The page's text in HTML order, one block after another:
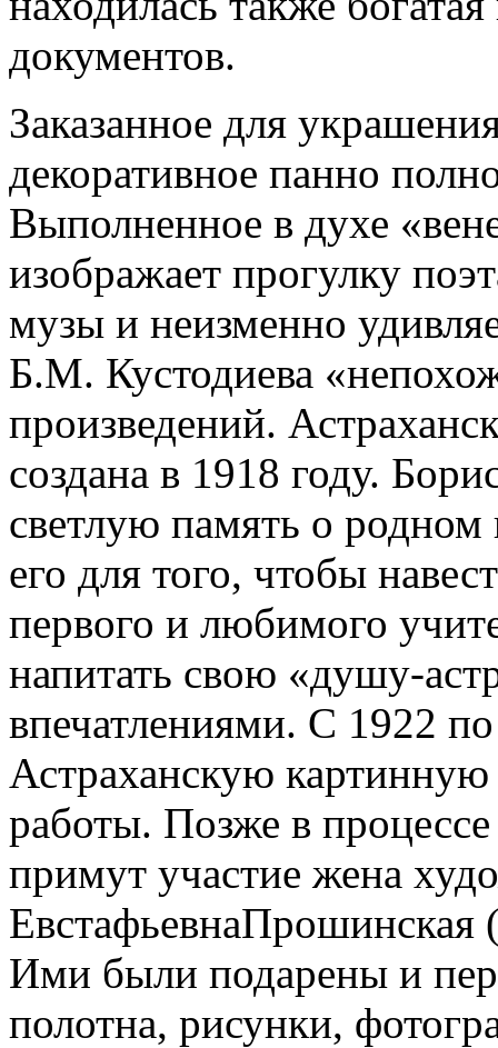
документов.
Заказанное для
декоративное панно
Выполненное в духе
изображает прогулку
музы и неизменно
Б.М. Кустодиева
произведений.
создана в 1918 году.
светлую память о родном
его для того, чтобы
первого и любимого
напитать свою «душу-
впечатлениями. C 1922
Астраханскую
работы. Позже в
примут участие жена
ЕвстафьевнаПрошинская
Ими были подарены и
полотна, рисунки,